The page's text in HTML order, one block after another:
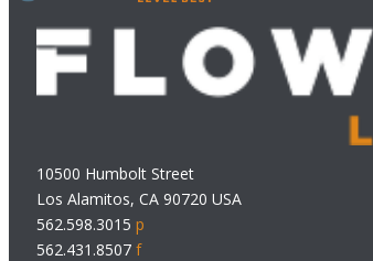
10500 Humbolt Street
Los Alamitos, CA 90720 USA
562.598.3015p
562.431.8507f